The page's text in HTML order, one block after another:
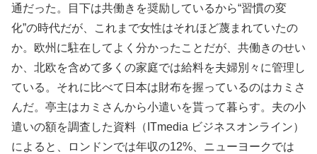
通だった。目下は共働きを奨励しているから“習慣の変
化”の時代だが、これまで女性はそれほど蔑まれていたの
か。欧州に駐在してよく分かったことだが、共働きのせい
か、北欧を含めて多くの家庭では給料を夫婦別々に管理し
ている。それに比べて日本は財布を握っているのはカミさ
んだ。亭主はカミさんから小遣いを貰って暮らす。夫の小
遣いの額を調査した資料（ITmedia ビジネスオンライン）
によると、ロンドンでは年収の12%、ニューヨークでは